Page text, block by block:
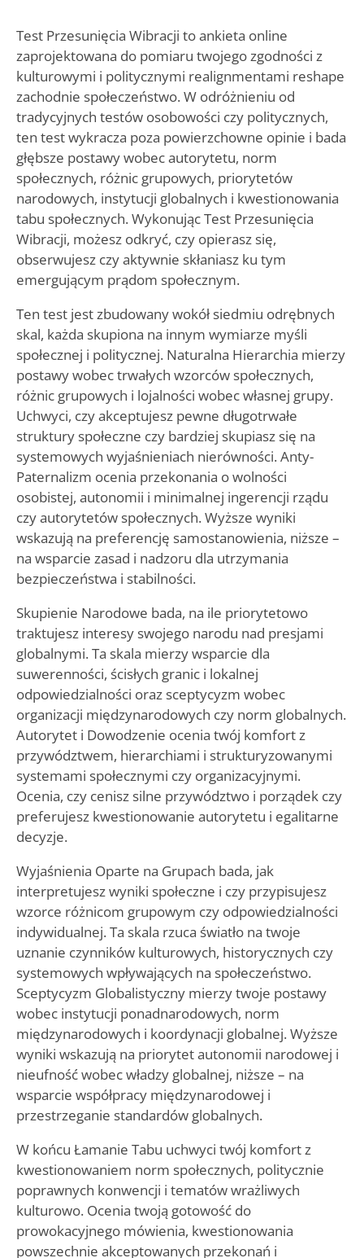
Test Przesunięcia Wibracji to ankieta online
zaprojektowana do pomiaru twojego zgodności z
kulturowymi i politycznymi realignmentami reshape
zachodnie społeczeństwo. W odróżnieniu od
tradycyjnych testów osobowości czy politycznych,
ten test wykracza poza powierzchowne opinie i bada
głębsze postawy wobec autorytetu, norm
społecznych, różnic grupowych, priorytetów
narodowych, instytucji globalnych i kwestionowania
tabu społecznych. Wykonując Test Przesunięcia
Wibracji, możesz odkryć, czy opierasz się,
obserwujesz czy aktywnie skłaniasz ku tym
emergującym prądom społecznym.
Ten test jest zbudowany wokół siedmiu odrębnych
skal, każda skupiona na innym wymiarze myśli
społecznej i politycznej. Naturalna Hierarchia mierzy
postawy wobec trwałych wzorców społecznych,
różnic grupowych i lojalności wobec własnej grupy.
Uchwyci, czy akceptujesz pewne długotrwałe
struktury społeczne czy bardziej skupiasz się na
systemowych wyjaśnieniach nierówności. Anty-
Paternalizm ocenia przekonania o wolności
osobistej, autonomii i minimalnej ingerencji rządu
czy autorytetów społecznych. Wyższe wyniki
wskazują na preferencję samostanowienia, niższe –
na wsparcie zasad i nadzoru dla utrzymania
bezpieczeństwa i stabilności.
Skupienie Narodowe bada, na ile priorytetowo
traktujesz interesy swojego narodu nad presjami
globalnymi. Ta skala mierzy wsparcie dla
suwerenności, ścisłych granic i lokalnej
odpowiedzialności oraz sceptycyzm wobec
organizacji międzynarodowych czy norm globalnych.
Autorytet i Dowodzenie ocenia twój komfort z
przywództwem, hierarchiami i strukturyzowanymi
systemami społecznymi czy organizacyjnymi.
Ocenia, czy cenisz silne przywództwo i porządek czy
preferujesz kwestionowanie autorytetu i egalitarne
decyzje.
Wyjaśnienia Oparte na Grupach bada, jak
interpretujesz wyniki społeczne i czy przypisujesz
wzorce różnicom grupowym czy odpowiedzialności
indywidualnej. Ta skala rzuca światło na twoje
uznanie czynników kulturowych, historycznych czy
systemowych wpływających na społeczeństwo.
Sceptycyzm Globalistyczny mierzy twoje postawy
wobec instytucji ponadnarodowych, norm
międzynarodowych i koordynacji globalnej. Wyższe
wyniki wskazują na priorytet autonomii narodowej i
nieufność wobec władzy globalnej, niższe – na
wsparcie współpracy międzynarodowej i
przestrzeganie standardów globalnych.
W końcu Łamanie Tabu uchwyci twój komfort z
kwestionowaniem norm społecznych, politycznie
poprawnych konwencji i tematów wrażliwych
kulturowo. Ocenia twoją gotowość do
prowokacyjnego mówienia, kwestionowania
powszechnie akceptowanych przekonań i